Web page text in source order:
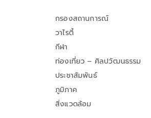
กรองสถานการณ์
วาไรตี้
กีฬา
ท่องเที่ยว – ศิลปวัฒนธรรม
ประชาสัมพันธ์
ภูมิภาค
สิ่งแวดล้อม